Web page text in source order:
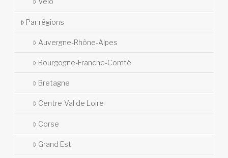
Par régions
Auvergne-Rhône-Alpes
Bourgogne-Franche-Comté
Bretagne
Centre-Val de Loire
Corse
Grand Est